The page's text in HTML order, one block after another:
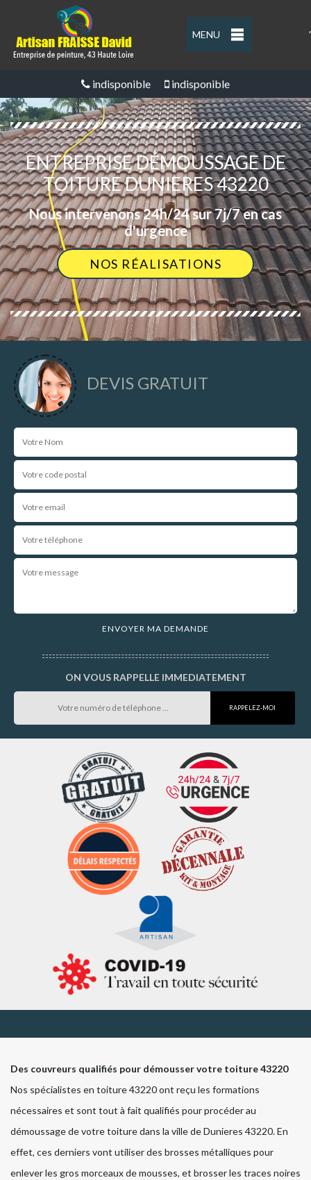
MENU '
indisponible indisponible
ENTREPRISE DÉMOUSSAGE DE
TOITURE DUNIERES 43220
Nous intervenons 24h/24 sur 7j/7 en cas
d'urgence
NOS RÉALISATIONS
DEVIS GRATUIT
ON VOUS RAPPELLE IMMEDIATEMENT
Des couvreurs qualifiés pour démousser votre toiture 43220
Nos spécialistes en toiture 43220 ont reçu les formations
nécessaires et sont tout à fait qualifiés pour procéder au
démoussage de votre toiture dans la ville de Dunieres 43220. En
effet, ces derniers vont utiliser des brosses métalliques pour
enlever les gros morceaux de mousses, et brosser les traces noires